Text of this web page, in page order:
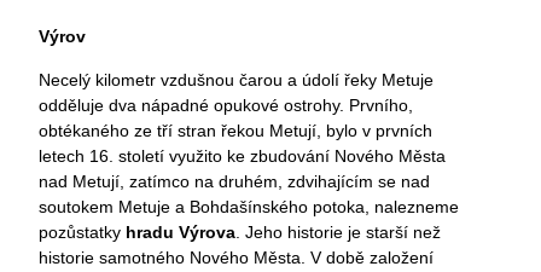
Výrov
Necelý kilometr vzdušnou čarou a údolí řeky Metuje
odděluje dva nápadné opukové ostrohy. Prvního,
obtékaného ze tří stran řekou Metují, bylo v prvních
letech 16. století využito ke zbudování Nového Města
nad Metují, zatímco na druhém, zdvihajícím se nad
soutokem Metuje a Bohdašínského potoka, nalezneme
pozůstatky hradu Výrova . Jeho historie je starší než
historie samotného Nového Města. V době založení